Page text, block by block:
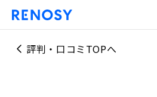
評判・口コミTOPへ